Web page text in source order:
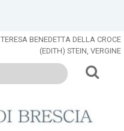
BENEDETTA DELLA CROCE
(EDITH) STEIN, VERGINE